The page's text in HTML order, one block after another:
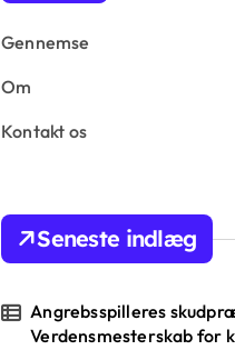
Gennemse
Om
Kontakt os
Seneste indlæg
Angrebsspilleres
Verdensmesterskab for